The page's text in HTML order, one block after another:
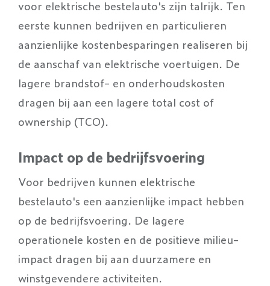
voor elektrische bestelauto's zijn talrijk. Ten
eerste kunnen bedrijven en particulieren
aanzienlijke kostenbesparingen realiseren bij
de aanschaf van elektrische voertuigen. De
lagere brandstof- en onderhoudskosten
dragen bij aan een lagere total cost of
ownership (TCO).
Impact op de bedrijfsvoering
Voor bedrijven kunnen elektrische
bestelauto's een aanzienlijke impact hebben
op de bedrijfsvoering. De lagere
operationele kosten en de positieve milieu-
impact dragen bij aan duurzamere en
winstgevendere activiteiten.